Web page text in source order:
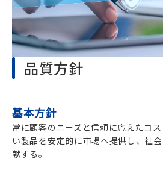
品質方針
基本方針
常に顧客のニーズと信頼に応えたコ
い製品を安定的に市場へ提供し、社
献する。